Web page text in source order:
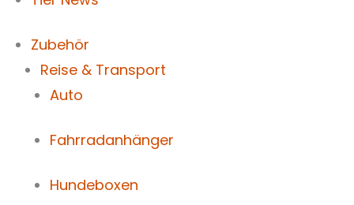
Zubehör
Reise & Transport
Auto
Fahrradanhänger
Hundeboxen